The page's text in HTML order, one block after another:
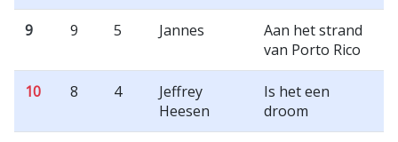
9 9 5 Jannes
Aan het strand
van Porto Rico
10 8 4
Jeffrey
Heesen
Is het een
droom